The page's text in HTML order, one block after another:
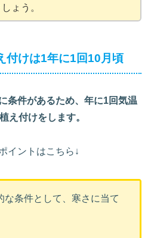
ょう。
付けは1年に1回10月頃
条件があるため、年に1回気温
植え付けをします。
イントはこちら↓
な条件として、寒さに当て